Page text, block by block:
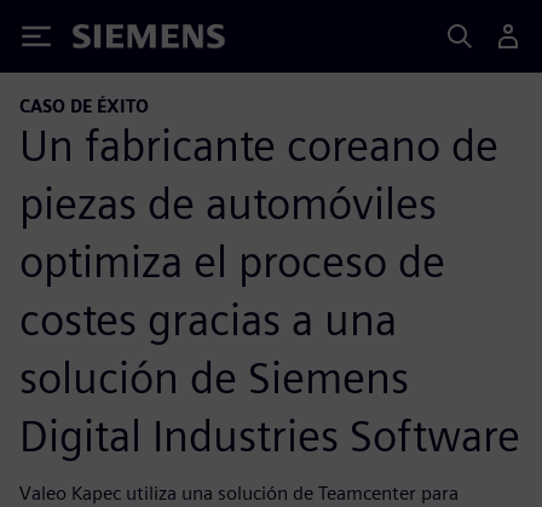
Siemens
CASO DE ÉXITO
Un fabricante coreano de
piezas de automóviles
optimiza el proceso de
costes gracias a una
solución de Siemens
Digital Industries Software
Valeo Kapec utiliza una solución de Teamcenter para